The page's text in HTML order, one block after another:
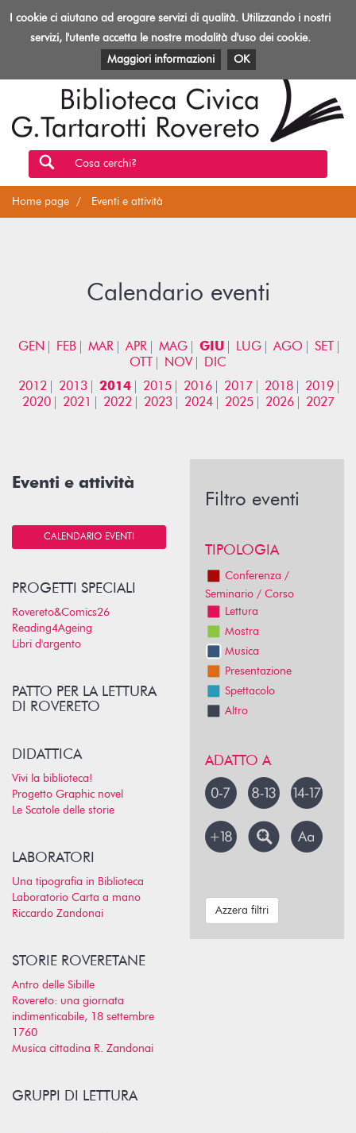
Toggle
Biblioteca
Rovereto
EVENTI E ATTIVITÀ PATRIMONIO E RISORSE
Cosa cerchi?
Home page Eventi e attività
Calendario eventi
GEN FEB MAR APR MAG GIU LUG AGO
SET
OTT
NOV
DIC
2012
2013 2014 2015 2016 2017 2018
2019
2020
2021 2022 2023 2024 2025 2026 2027
Eventi e attività
CALENDARIO EVENTI
PROGETTI SPECIALI
Rovereto&Comics26
Reading4Ageing
Libri d'argento
PATTO PER LA LETTURA
DI ROVERETO
DIDATTICA
Vivi la biblioteca!
Progetto Graphic novel
Le Scatole delle storie
LABORATORI
Una tipografia in Biblioteca
Laboratorio Carta a mano
Riccardo Zandonai
STORIE ROVERETANE
Antro delle Sibille
Rovereto: una giornata
indimenticabile, 18 settembre
1760
Musica cittadina R. Zandonai
GRUPPI DI LETTURA
Filtro eventi
TIPOLOGIA
Conferenza /
Seminario / Corso
Lettura
Mostra
Musica
Presentazione
Spettacolo
Altro
ADATTO A
Azzera filtri
I cookie ci aiutano ad erogare servizi di qualità. Utilizzando i nostri
servizi, l'utente accetta le nostre modalità d'uso dei cookie.
Maggiori informazioni
OK